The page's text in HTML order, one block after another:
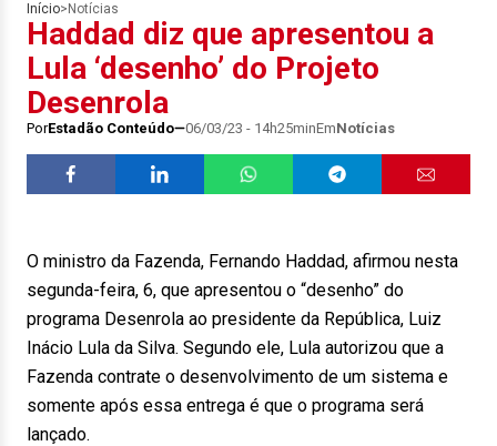
Início> Notícias
Haddad diz que apresentou a
Lula ‘desenho’ do Projeto
Desenrola
PorEstadão Conteúdo 06/03/23 - 14h25minEmNotícias
O ministro da Fazenda, Fernando Haddad, afirmou nesta
segunda-feira, 6, que apresentou o “desenho” do
programa Desenrola ao presidente da República, Luiz
Inácio Lula da Silva. Segundo ele, Lula autorizou que a
Fazenda contrate o desenvolvimento de um sistema e
somente após essa entrega é que o programa será
lançado.